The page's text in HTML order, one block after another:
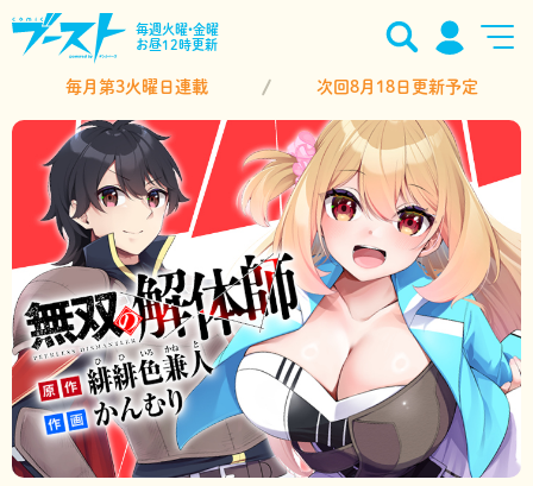
毎週火曜•金曜
お昼12時更新
毎月第3火曜日連載 次回8月18日更新予定